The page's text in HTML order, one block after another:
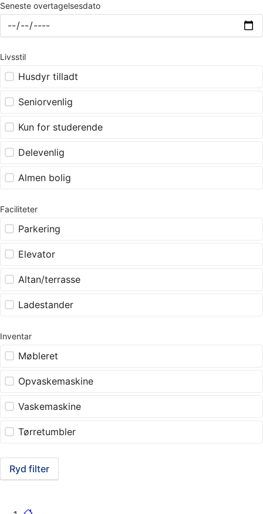
Seneste overtagelsesdato
Livsstil
Husdyr tilladt
Seniorvenlig
Kun for studerende
Delevenlig
Almen bolig
Faciliteter
Parkering
Elevator
Altan/terrasse
Ladestander
Inventar
Møbleret
Opvaskemaskine
Vaskemaskine
Tørretumbler
Ryd filter